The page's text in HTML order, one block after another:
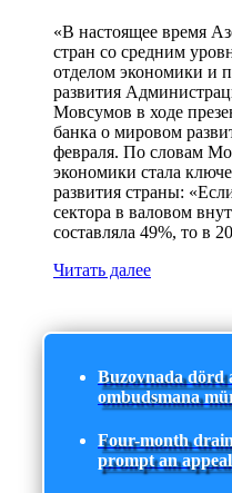
«В настоящее время
стран со средним
отделом экономики и
развития
Мовсумов в ходе
банка о мировом
февраля. По словам
экономики стала
развития страны:
сектора в валовом
составляла 49%, то в
Читать далее
Buzovnada dörd
ombudsmana
Four-month
prompt an